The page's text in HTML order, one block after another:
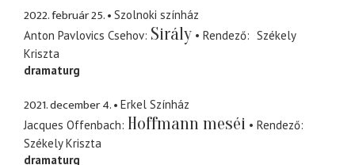
2022. február 25.
Szolnoki színház
Anton Pavlovics Csehov Sirály Rendező
Székely
Kriszta
dramaturg
2021. december 4.
Erkel Színház
Jacques Offenbach Hoffmann meséi
Rendező
Székely Kriszta
dramaturg